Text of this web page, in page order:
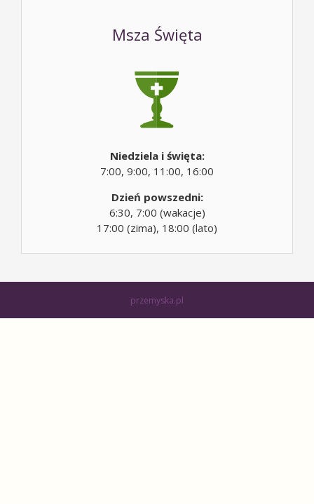
Msza Święta
7:00, 9:00, 11:00, 16:00
6:30, 7:00 (wakacje)
17:00 (zima), 18:00 (lato)